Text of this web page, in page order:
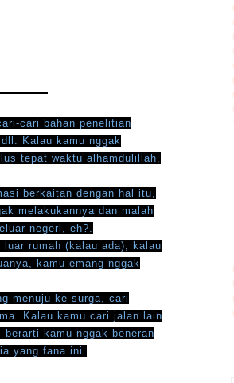
cari bahan penelitian
Kalau kamu nggak
tepat waktu alhamdulillah,
berkaitan dengan hal itu,
melakukannya dan malah
negeri, eh?.
rumah (kalau ada), kalau
kamu emang nggak
menuju ke surga, cari
Kalau kamu cari jalan lain
kamu nggak beneran
yang fana ini.